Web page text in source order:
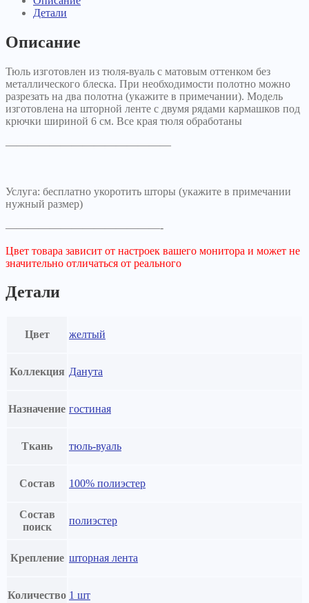
Детали
Описание
Тюль изготовлен из тюля-вуаль с матовым оттенком без
металлического блеска. При необходимости полотно можно
разрезать на два полотна (укажите в примечании). Модель
изготовлена на шторной ленте с двумя рядами кармашков под
крючки шириной 6 см. Все края тюля обработаны
———————————————
Услуга: бесплатно укоротить шторы (укажите в примечании
нужный размер)
——————————————-
Цвет товара зависит от настроек вашего монитора и может не
значительно отличаться от реального
Детали
Цвет желтый
Коллекция Данута
Назначение гостиная
Ткань тюль-вуаль
Состав 100% полиэстер
Состав
поиск
полиэстер
Крепление шторная лента
Количество 1 шт